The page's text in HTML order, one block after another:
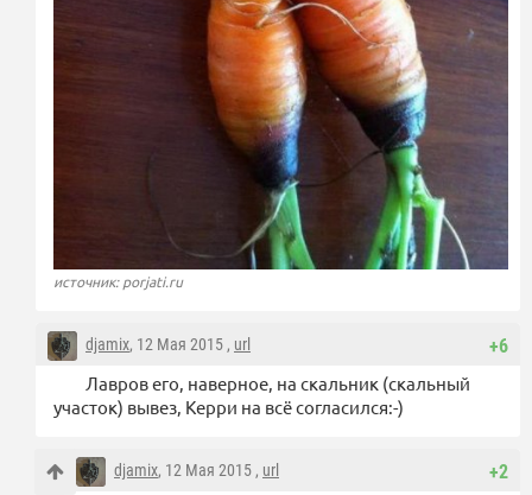
источник: porjati.ru
+6
djamix, 12 Мая 2015 , url
Лавров его, наверное, на скальник (скальный
участок) вывез, Керри на всё согласился:-)
+2
djamix, 12 Мая 2015 , url